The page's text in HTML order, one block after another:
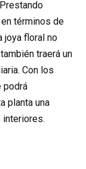
términos de
joya floral no
traerá un
Con los
podrá
planta una